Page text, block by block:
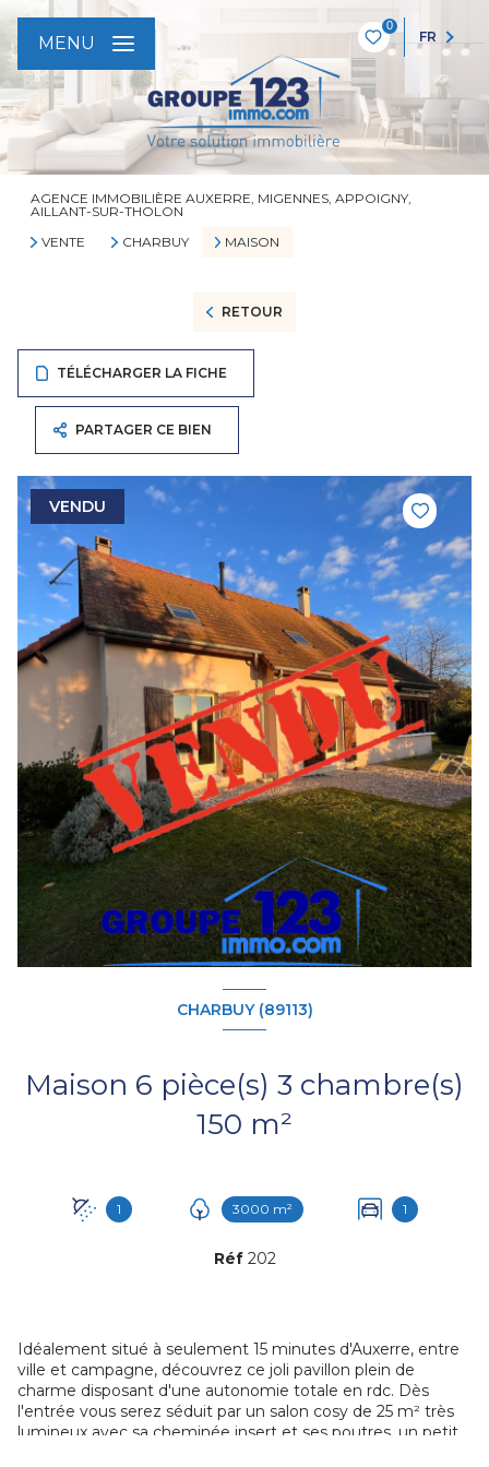
0
FR
MENU
AGENCE IMMOBILIÈRE AUXERRE, MIGENNES, APPOIGNY,
AILLANT-SUR-THOLON
VENTE
CHARBUY MAISON
RETOUR
TÉLÉCHARGER LA FICHE
PARTAGER CE BIEN
VENDU
CHARBUY (89113)
Maison 6 pièce(s) 3 chambre(s)
150 m²
1 3000 m² 1
Réf 202
Idéalement situé à seulement 15 minutes d'Auxerre, entre
ville et campagne, découvrez ce joli pavillon plein de
charme disposant d'une autonomie totale en rdc. Dès
l'entrée vous serez séduit par un salon cosy de 25 m² très
lumineux avec sa cheminée insert et ses poutres, un petit